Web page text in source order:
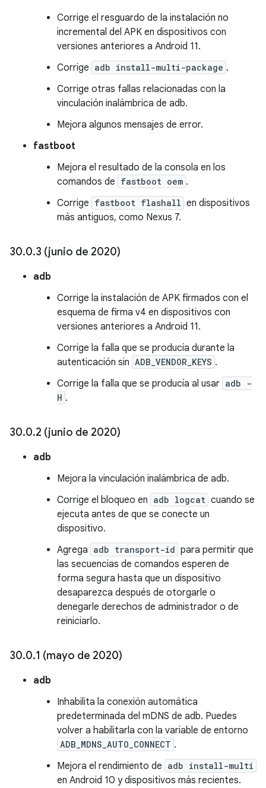
Corrige el resguardo de la instalación no
incremental del APK en dispositivos con
versiones anteriores a Android 11.
Corrige adb install-multi-package .
Corrige otras fallas relacionadas con la
vinculación inalámbrica de adb.
Mejora algunos mensajes de error.
fastboot
Mejora el resultado de la consola en los
comandos de fastboot oem .
Corrige fastboot flashall en dispositivos
más antiguos, como Nexus 7.
30.0.3 (junio de 2020)
adb
Corrige la instalación de APK firmados con el
esquema de firma v4 en dispositivos con
versiones anteriores a Android 11.
Corrige la falla que se producía durante la
autenticación sin ADB_VENDOR_KEYS .
Corrige la falla que se producía al usar adb -
H .
30.0.2 (junio de 2020)
adb
Mejora la vinculación inalámbrica de adb.
Corrige el bloqueo en adb logcat cuando se
ejecuta antes de que se conecte un
dispositivo.
Agrega adb transport-id para permitir que
las secuencias de comandos esperen de
forma segura hasta que un dispositivo
desaparezca después de otorgarle o
denegarle derechos de administrador o de
reiniciarlo.
30.0.1 (mayo de 2020)
adb
Inhabilita la conexión automática
predeterminada del mDNS de adb. Puedes
volver a habilitarla con la variable de entorno
ADB_MDNS_AUTO_CONNECT .
Mejora el rendimiento de adb install-multi
en Android 10 y dispositivos más recientes.